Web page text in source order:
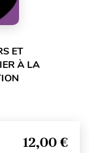
ET
À LA
12,00 €